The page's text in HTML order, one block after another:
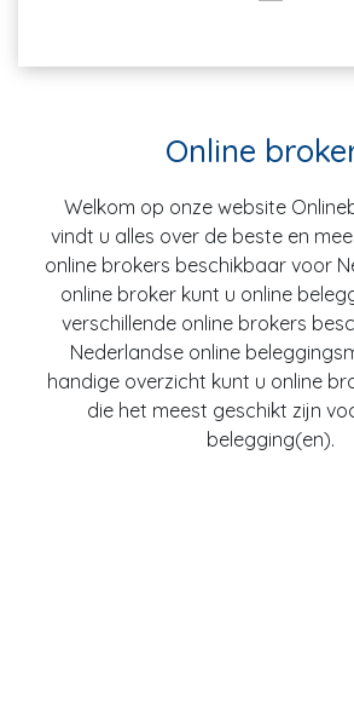
Online
Welkom op onze website
vindt u alles over de beste en
online brokers beschikbaar voor
online broker kunt u online
verschillende online brokers
Nederlandse online
handige overzicht kunt u online
die het meest geschikt zijn
belegging(en).